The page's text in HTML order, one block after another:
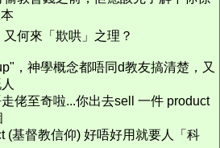
何來「欺哄」之理？
，神學概念都唔同d教友搞清楚，又
佬至奇啦...你出去sell 一件 product
(基督教信仰) 好唔好用就要人「科